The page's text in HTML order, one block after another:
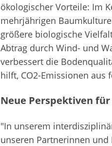
ökologischer Vorteile: Im
mehrjährigen
größere biologische
Abtrag durch Wind- und
verbessert die
hilft, CO2-Emissionen aus
Neue Perspektiven
"In unserem
unseren Partnerinnen